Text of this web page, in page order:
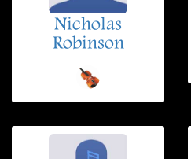
Nicholas
Robinson